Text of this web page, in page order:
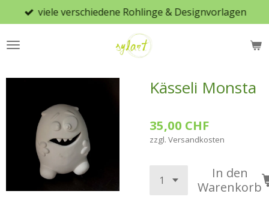
Zum
Hauptinhalt
springen
viele verschiedene Rohlinge & Designvorlagen
Kässeli Monsta
35,00 CHF
zzgl. Versandkosten
In den
Warenkorb